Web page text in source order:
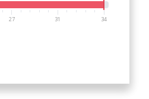
27 31 34